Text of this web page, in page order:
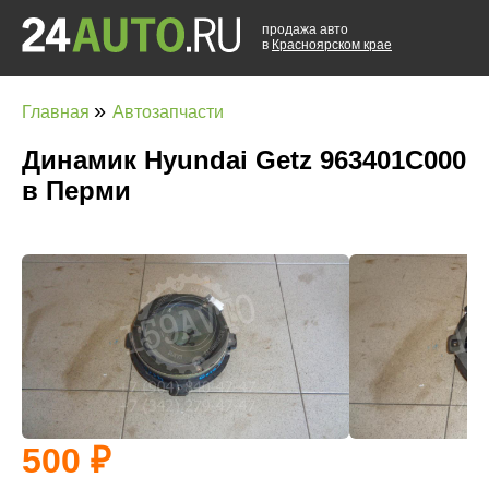
продажа авто
в Красноярском крае
Главная » Автозапчасти
Динамик Hyundai Getz 963401C000
в Перми
500